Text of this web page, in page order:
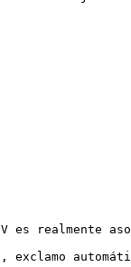
realmente
exclamo